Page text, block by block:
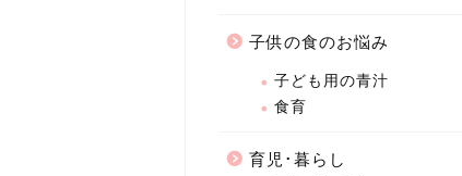
子供の食のお悩み
子ども用の青汁
食育
育児･暮らし